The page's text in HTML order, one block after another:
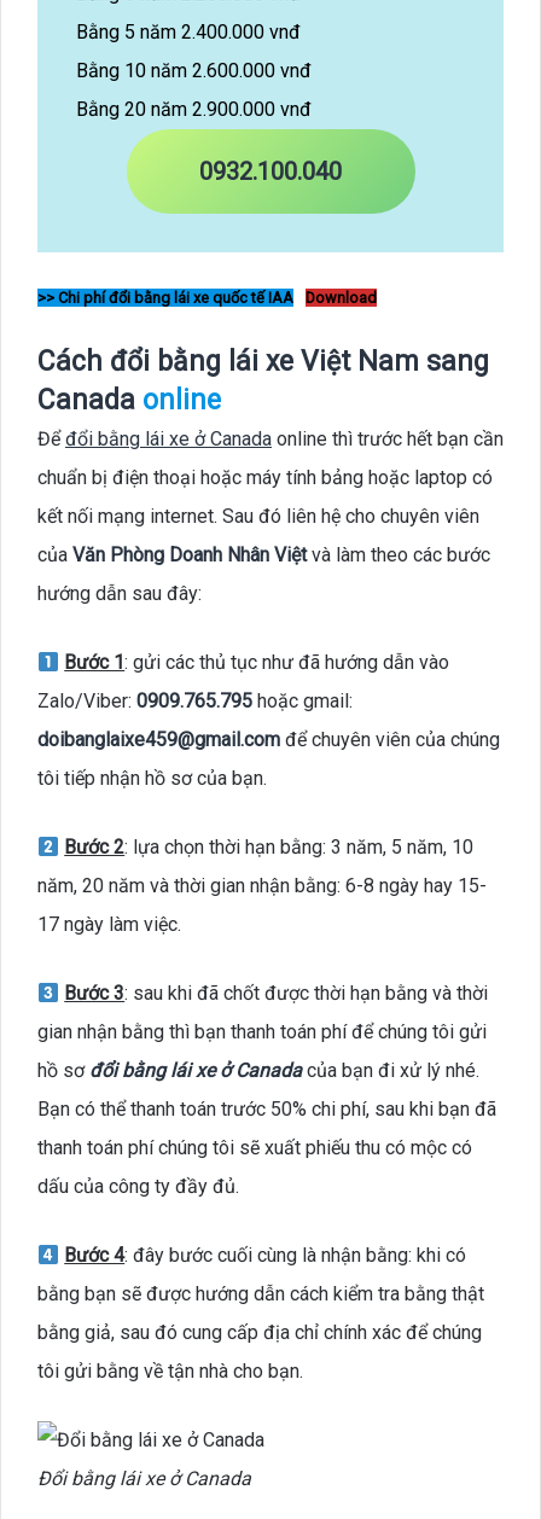
Bằng 5 năm 2.400.000 vnđ
Bằng 10 năm 2.600.000 vnđ
Bằng 20 năm 2.900.000 vnđ
0932.100.040
>> Chi phí đổi bằng lái xe quốc tế IAA Download
Cách đổi bằng lái xe Việt Nam sang
Canada online
Đểđổi bằng lái xe ở Canada online thì trước hết bạn cần
chuẩn bị điện thoại hoặc máy tính bảng hoặc laptop có
kết nối mạng internet. Sau đó liên hệ cho chuyên viên
của Văn Phòng Doanh Nhân Việtvà làm theo các bước
hướng dẫn sau đây:
Bước 1: gửi các thủ tục như đã hướng dẫn vào
Zalo/Viber: 0909.765.795 hoặc gmail:
doibanglaixe459@gmail.com để chuyên viên của chúng
tôi tiếp nhận hồ sơ của bạn.
Bước 2: lựa chọn thời hạn bằng: 3 năm, 5 năm, 10
năm, 20 năm và thời gian nhận bằng: 6-8 ngày hay 15-
17 ngày làm việc.
Bước 3: sau khi đã chốt được thời hạn bằng và thời
gian nhận bằng thì bạn thanh toán phí để chúng tôi gửi
hồ sơ đổi bằng lái xe ở Canada của bạn đi xử lý nhé.
Bạn có thể thanh toán trước 50% chi phí, sau khi bạn đã
thanh toán phí chúng tôi sẽ xuất phiếu thu có mộc có
dấu của công ty đầy đủ.
Bước 4: đây bước cuối cùng là nhận bằng: khi có
bằng bạn sẽ được hướng dẫn cách kiểm tra bằng thật
bằng giả, sau đó cung cấp địa chỉ chính xác để chúng
tôi gửi bằng về tận nhà cho bạn.
Đổi bằng lái xe ở Canada